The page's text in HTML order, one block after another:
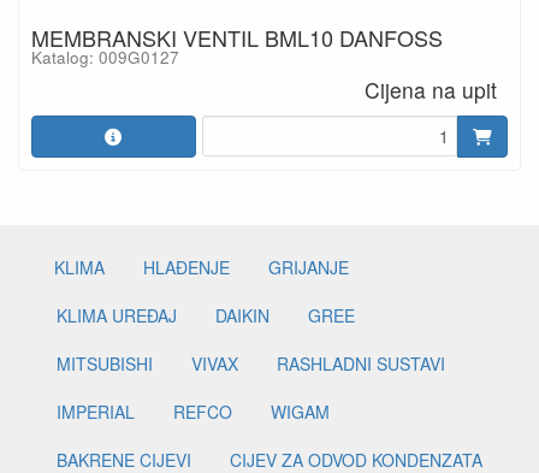
MEMBRANSKI VENTIL BML10 DANFOSS
Katalog: 009G0127
Cijena na upit
KLIMA HLAĐENJE
GRIJANJE
KLIMA UREĐAJ
DAIKIN
GREE
MITSUBISHI
VIVAX
RASHLADNI SUSTAVI
IMPERIAL
REFCO
WIGAM
BAKRENE CIJEVI
CIJEV ZA ODVOD KONDENZATA